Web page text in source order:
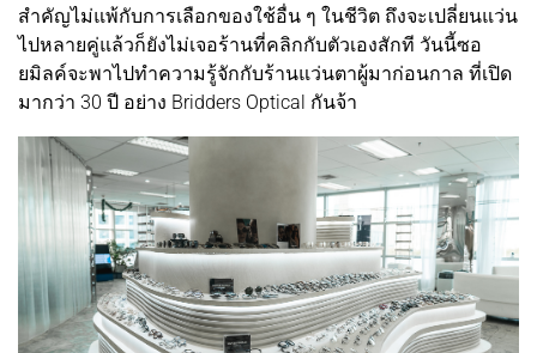
สำคัญไม่แพ้กับการเลือกของใช้อื่น ๆ ในชีวิต ถึงจะเปลี่ยนแว่น
ไปหลายคู่แล้วก็ยังไม่เจอร้านที่คลิกกับตัวเองสักที วันนี้ซอ
ยมิลค์จะพาไปทำความรู้จักกับร้านแว่นตาผู้มาก่อนกาล ที่เปิด
มากว่า 30 ปี อย่าง Bridders Optical กันจ้า